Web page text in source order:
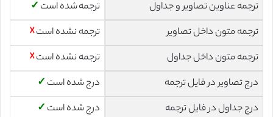
ترجمه عناوین تصاویر و جداول
ترجمه شده است ✓
ترجمه متون داخل تصاویر
ترجمه نشده است☓
ترجمه متون داخل جداول
ترجمه نشده است☓
درج تصاویر در فایل ترجمه
درج شده است ✓
درج جداول در فایل ترجمه
درج شده است ✓